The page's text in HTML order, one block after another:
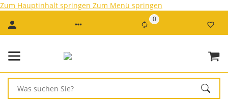
Zum Hauptinhalt springen Zum Menü springen
0